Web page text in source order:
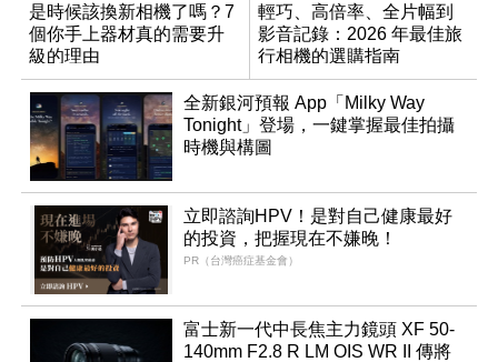
是時候該換新相機了嗎？7
個你手上器材真的需要升
級的理由
輕巧、高倍率、全片幅到
影音記錄：2026 年最佳旅
行相機的選購指南
全新銀河預報 App「Milky Way
Tonight」登場，一鍵掌握最佳拍攝
時機與構圖
立即諮詢HPV！是對自己健康最好
的投資，把握現在不嫌晚！
PR（台灣癌症基金會）
富士新一代中長焦主力鏡頭 XF 50-
140mm F2.8 R LM OIS WR II 傳將